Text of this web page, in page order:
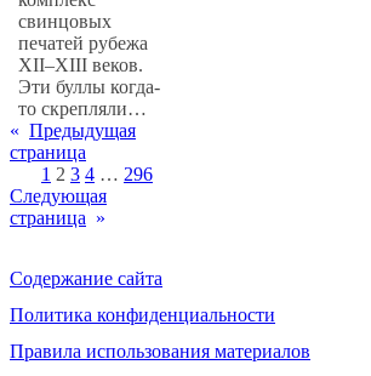
свинцовых
печатей рубежа
XII–XIII веков.
Эти буллы когда-
то скрепляли…
« Предыдущая
страница
1 2 3 4 … 296
Следующая
страница »
Содержание сайта
Политика конфиденциальности
Правила использования материалов